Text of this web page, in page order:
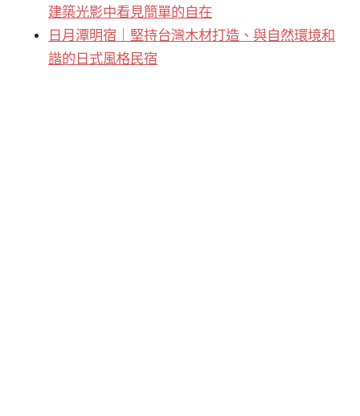
建築光影中看見簡單的自在
日月潭明宿｜堅持台灣木材打造、與自然環境和
諧的日式風格民宿